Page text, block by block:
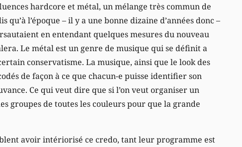
hardcore et métal, un mélange très commun de
qu’à l’époque – il y a une bonne dizaine d’années donc –
en entendant quelques mesures du nouveau
Le métal est un genre de musique qui se définit a
conservatisme. La musique, ainsi que le look des
de façon à ce que chacun-e puisse identifier son
Ce qui veut dire que si l’on veut organiser un
groupes de toutes les couleurs pour que la grande
avoir intériorisé ce credo, tant leur programme est